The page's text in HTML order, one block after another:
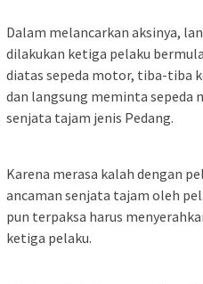
Dalam melancarkan aksinya,
dilakukan ketiga pelaku
diatas sepeda motor, tiba-tiba
dan langsung meminta sepeda
senjata tajam jenis Pedang.
Karena merasa kalah dengan
ancaman senjata tajam oleh
pun terpaksa harus
ketiga pelaku.